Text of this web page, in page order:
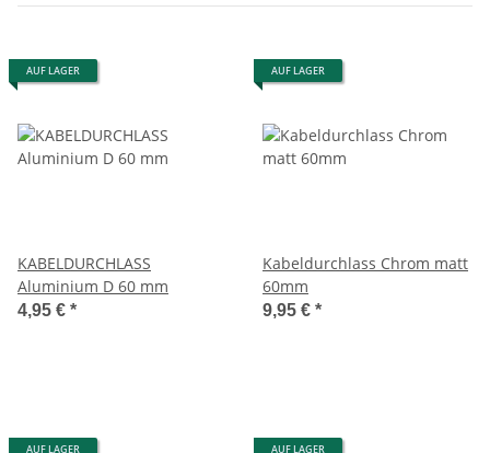
AUF LAGER
KABELDURCHLASS
Aluminium D 60 mm
4,95 € *
AUF LAGER
Kabeldurchlass Chrom matt
60mm
9,95 € *
AUF LAGER AUF LAGER